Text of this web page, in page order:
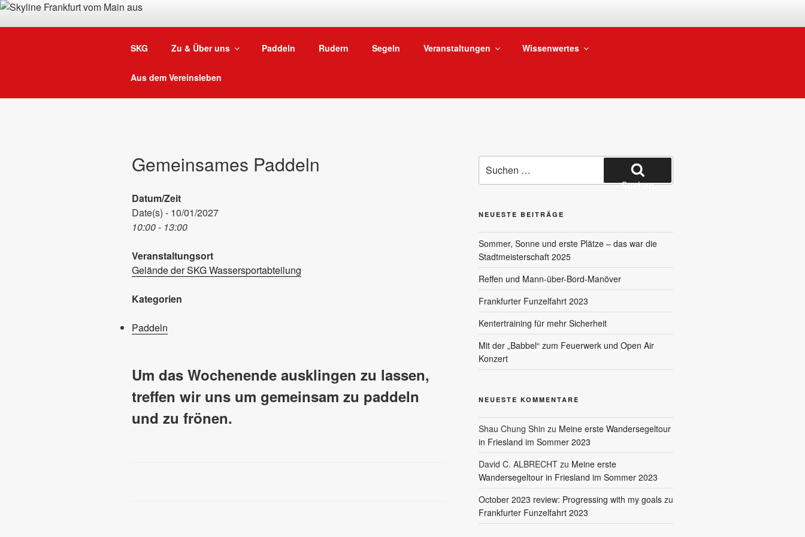
Zum
SKG WASSERSPORTABTEILUNG
SKG Zu & Über uns Paddeln Rudern Segeln Veranstaltungen Wissenwertes
Aus dem Vereinsleben
Gemeinsames Paddeln
Datum/Zeit
Date(s) - 10/01/2027
10:00 - 13:00
Veranstaltungsort
Gelände der SKG Wassersportabteilung
Kategorien
Paddeln
Um das Wochenende ausklingen zu lassen,
treffen wir uns um gemeinsam zu paddeln
und zu frönen.
nach:
Suchen
NEUESTE BEITRÄGE
Sommer, Sonne und erste Plätze – das war die
Stadtmeisterschaft 2025
Reffen und Mann-über-Bord-Manöver
Frankfurter Funzelfahrt 2023
Kentertraining für mehr Sicherheit
Mit der „Babbel“ zum Feuerwerk und Open Air
Konzert
NEUESTE KOMMENTARE
Shau Chung Shin zu Meine erste Wandersegeltour
in Friesland im Sommer 2023
David C. ALBRECHTzu Meine erste
Wandersegeltour in Friesland im Sommer 2023
October 2023 review: Progressing with my goalszu
Frankfurter Funzelfahrt 2023